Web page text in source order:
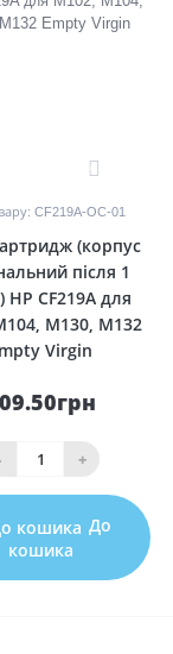
CF219A-OC-01
(корпус
після 1
HP CF219A для
M130, M132
Virgin
+
До
кошика